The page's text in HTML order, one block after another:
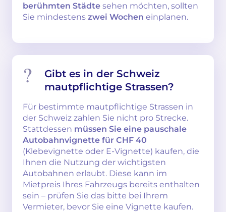
berühmten Städte sehen möchten, sollten
Sie mindestens zwei Wochen einplanen.
Gibt es in der Schweiz
mautpflichtige Strassen?
Für bestimmte mautpflichtige Strassen in
der Schweiz zahlen Sie nicht pro Strecke.
Stattdessen müssen Sie eine pauschale
Autobahnvignette für CHF 40
(Klebevignette oder E-Vignette) kaufen, die
Ihnen die Nutzung der wichtigsten
Autobahnen erlaubt. Diese kann im
Mietpreis Ihres Fahrzeugs bereits enthalten
sein – prüfen Sie das bitte bei Ihrem
Vermieter, bevor Sie eine Vignette kaufen.